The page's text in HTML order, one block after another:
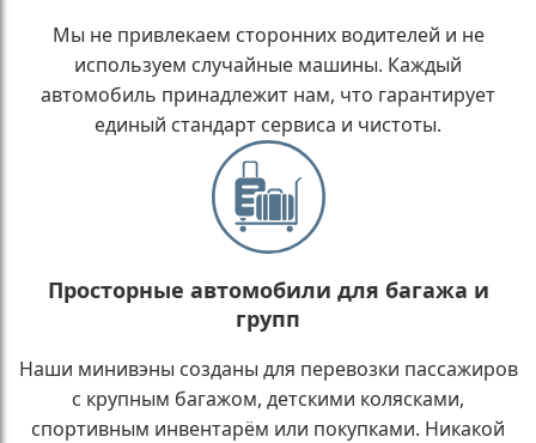
Мы не привлекаем сторонних водителей и не
используем случайные машины. Каждый
автомобиль принадлежит нам, что гарантирует
единый стандарт сервиса и чистоты.
Просторные автомобили для багажа и
групп
Наши минивэны созданы для перевозки пассажиров
с крупным багажом, детскими колясками,
спортивным инвентарём или покупками. Никакой